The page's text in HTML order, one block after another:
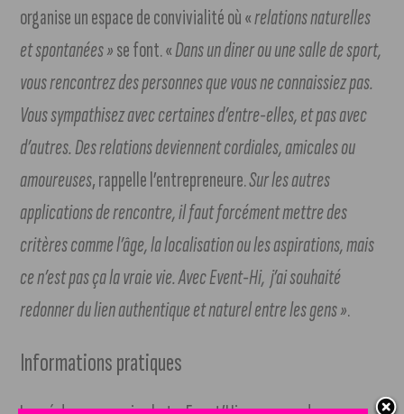
organise un espace de convivialité où «relations naturelles
et spontanées »se font. «Dans un diner ou une salle de sport,
vous rencontrez des personnes que vous ne connaissiez pas.
Vous sympathisez avec certaines d’entre-elles, et pas avec
d’autres. Des relations deviennent cordiales, amicales ou
amoureuses, rappelle l’entrepreneure.Sur les autres
applications de rencontre, il faut forcément mettre des
critères comme l’âge, la localisation ou les aspirations, mais
ce n’est pas ça la vraie vie. Avec Event-Hi, j’ai souhaité
redonner du lien authentique et naturel entre les gens ».
Informations pratiques